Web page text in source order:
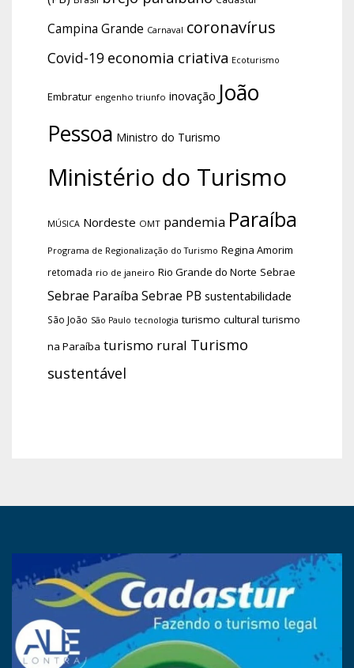
Campina Grande Carnaval coronavírus
Covid-19 economia criativa Ecoturismo
Embratur engenho triunfo inovação João
Pessoa Ministro do Turismo
Ministério do Turismo
MÚSICA Nordeste OMT pandemia Paraíba
Programa de Regionalização do Turismo Regina Amorim
retomada rio de janeiro Rio Grande do Norte Sebrae
Sebrae Paraíba Sebrae PB sustentabilidade
São João São Paulo tecnologia turismo cultural turismo
na Paraíba turismo rural Turismo
sustentável